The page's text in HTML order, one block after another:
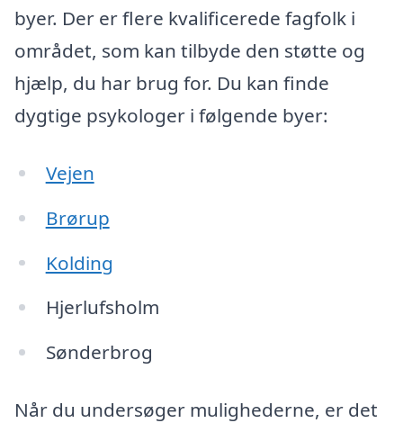
byer. Der er flere kvalificerede fagfolk i
området, som kan tilbyde den støtte og
hjælp, du har brug for. Du kan finde
dygtige psykologer i følgende byer:
Vejen
Brørup
Kolding
Hjerlufsholm
Sønderbrog
Når du undersøger mulighederne, er det